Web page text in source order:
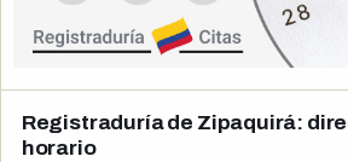
Registraduría de Zipaquirá:
horario